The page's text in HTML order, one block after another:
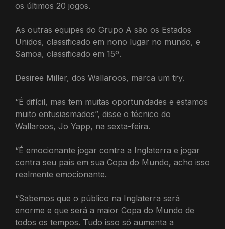
os últimos 20 jogos.
As outras equipes do Grupo A são os Estados
Unidos, classificado em nono lugar no mundo, e
Samoa, classificado em 15º.
Desiree Miller, dos Wallaroos, marca um try.
“É difícil, mas tem muitas oportunidades e estamos
muito entusiasmados”, disse o técnico do
Wallaroos, Jo Yapp, na sexta-feira.
“É emocionante jogar contra a Inglaterra e jogar
contra seu país em sua Copa do Mundo, acho isso
realmente emocionante.
“Sabemos que o público na Inglaterra será
enorme e que será a maior Copa do Mundo de
todos os tempos. Tudo isso só aumenta a